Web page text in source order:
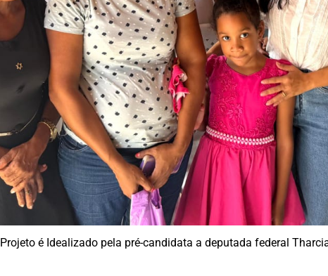
Projeto é Idealizado pela pré-candidata a deputada federal